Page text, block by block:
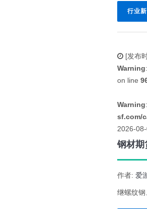
行业新
[发布
Warning
on line
Warning
sf.com/
2026-
钢材期
作者: 爱
继螺纹钢